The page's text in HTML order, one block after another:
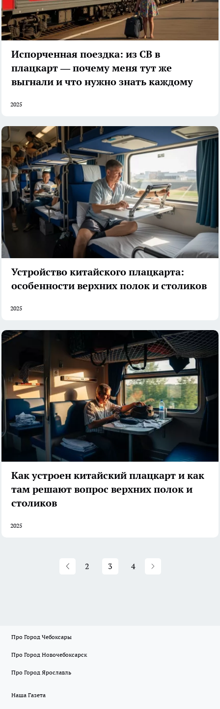
Испорченная поездка: из СВ в
плацкарт — почему меня тут же
выгнали и что нужно знать каждому
2025
Устройство китайского плацкарта:
особенности верхних полок и столиков
2025
Как устроен китайский плацкарт и как
там решают вопрос верхних полок и
столиков
2025
2 3 4
Про Город Чебоксары
Про Город Новочебоксарск
Про Город Ярославль
Наша Газета